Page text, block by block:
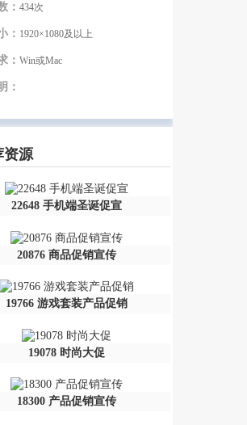
： 434次
： 1920×1080及以上
： Win或Mac
：
资源
22648 手机端圣诞促宣
20876 商品促销宣传
19766 游戏套装产品促销
19078 时尚大促
18300 产品促销宣传